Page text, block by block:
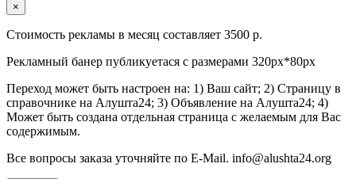
×
Стоимость рекламы в месяц составляет 3500 р.
Рекламный банер публикуетася с размерами 320px*80px
Переход может быть настроен на: 1) Ваш сайт; 2) Страницу в
справочнике на Алушта24; 3) Объявление на Алушта24; 4)
Может быть создана отдельная страница с желаемым для Вас
содержимым.
Все вопросы заказа уточняйте по E-Mail. info@alushta24.org